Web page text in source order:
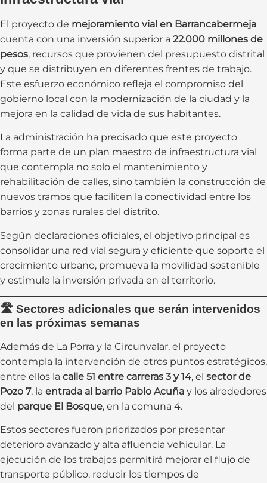
El proyecto de mejoramiento vial en Barrancabermeja
cuenta con una inversión superior a 22.000 millones de
pesos, recursos que provienen del presupuesto distrital
y que se distribuyen en diferentes frentes de trabajo.
Este esfuerzo económico refleja el compromiso del
gobierno local con la modernización de la ciudad y la
mejora en la calidad de vida de sus habitantes.
La administración ha precisado que este proyecto
forma parte de un plan maestro de infraestructura vial
que contempla no solo el mantenimiento y
rehabilitación de calles, sino también la construcción de
nuevos tramos que faciliten la conectividad entre los
barrios y zonas rurales del distrito.
Según declaraciones oficiales, el objetivo principal es
consolidar una red vial segura y eficiente que soporte el
crecimiento urbano, promueva la movilidad sostenible
y estimule la inversión privada en el territorio.
🛣️ Sectores adicionales que serán intervenidos
en las próximas semanas
Además de La Porra y la Circunvalar, el proyecto
contempla la intervención de otros puntos estratégicos,
entre ellos la calle 51 entre carreras 3 y 14, el sector de
Pozo 7, la entrada al barrio Pablo Acuña y los alrededores
del parque El Bosque, en la comuna 4.
Estos sectores fueron priorizados por presentar
deterioro avanzado y alta afluencia vehicular. La
ejecución de los trabajos permitirá mejorar el flujo de
transporte público, reducir los tiempos de